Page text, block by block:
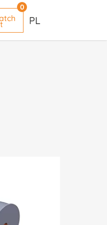
0
PL